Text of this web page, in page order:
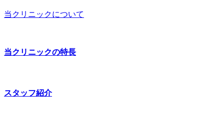
当クリニックについて
当クリニックの特長
スタッフ紹介